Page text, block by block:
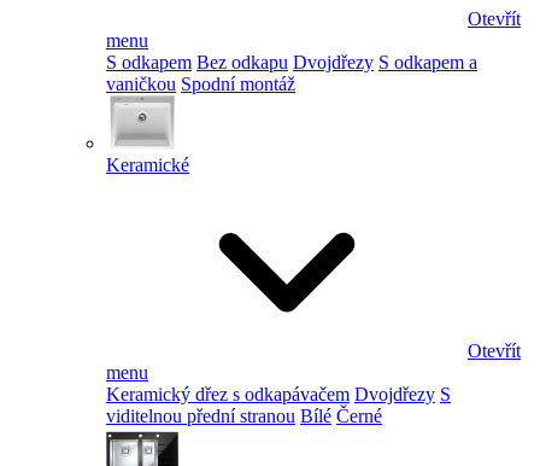
Otevřít
menu
S odkapem Bez odkapu Dvojdřezy S odkapem a
vaničkou Spodní montáž
Keramické
Otevřít
menu
Keramický dřez s odkapávačem Dvojdřezy S
viditelnou přední stranou Bílé Černé